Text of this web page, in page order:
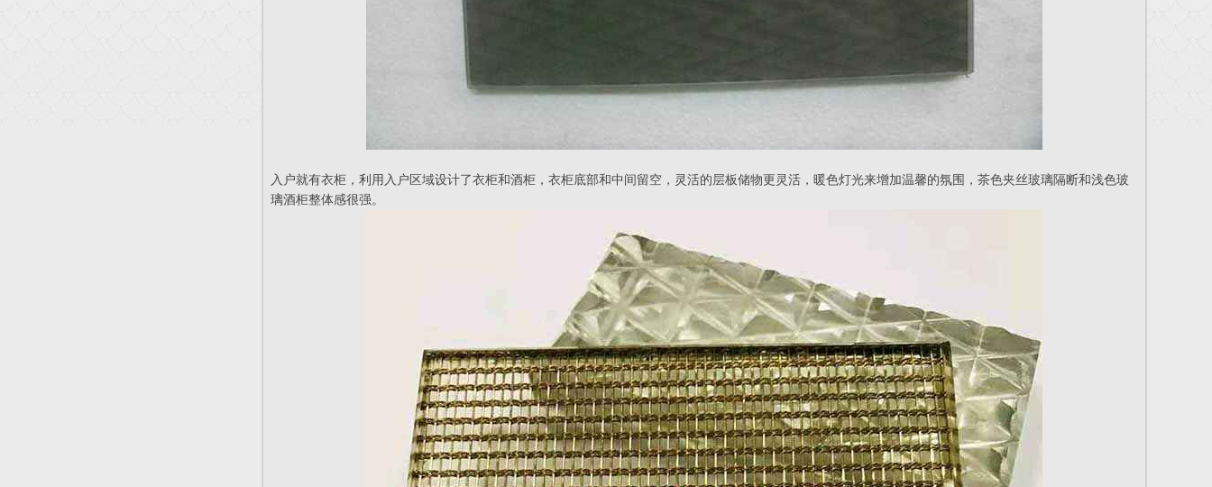
入户就有衣柜，利用入户区域设计了衣柜和酒柜，衣柜底部和中间留空，灵活的层板储物更灵活，暖色灯光来增加温馨的氛围，茶色夹丝玻璃隔断和浅色玻
璃酒柜整体感很强。